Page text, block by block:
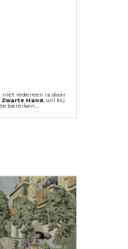
niet iedereen is daar
Zwarte Hand, wil bij
bereiken...